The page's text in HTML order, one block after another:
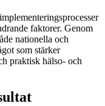
faktorer. Genom
nationella och
som stärker
praktisk hälso- och